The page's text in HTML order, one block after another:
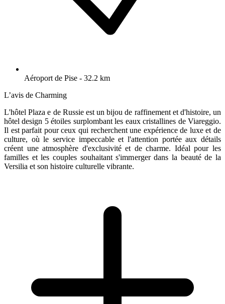
Aéroport de Pise - 32.2 km
L’avis de Charming
L'hôtel Plaza e de Russie est un bijou de raffinement et d'histoire, un
hôtel design 5 étoiles surplombant les eaux cristallines de Viareggio.
Il est parfait pour ceux qui recherchent une expérience de luxe et de
culture, où le service impeccable et l'attention portée aux détails
créent une atmosphère d'exclusivité et de charme. Idéal pour les
familles et les couples souhaitant s'immerger dans la beauté de la
Versilia et son histoire culturelle vibrante.